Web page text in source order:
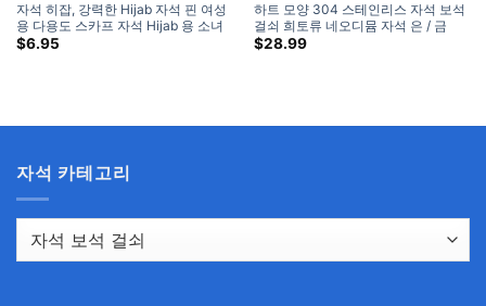
자석 히잡, 강력한 Hijab 자석 핀 여성
용 다용도 스카프 자석 Hijab 용 소녀
어린이 스카프 자석
$6.95
하트 모양 304 스테인리스 자석 보석
걸쇠 희토류 네오디뮴 자석 은 / 금
$28.99
자석 카테고리